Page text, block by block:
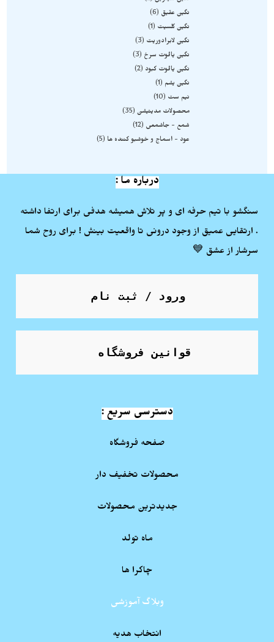
نگین عقیق
6
نگین کلسیت
1
نگین لابرادوریت
3
نگین یاقوت سرخ
3
نگین یاقوت کبود
2
نگین یشم
1
نیم ست
10
محصولات مدیتیشن 35
شمع - جاشمعی
12
عود - اسماج و خوشبو کننده ها
5
درباره ما :
سنگشو با تیم حرفه ای و پر تلاش همیشه هدفی برای ارتفا داشته
. ارتقایی عمیق از وجود درونی تا واقعیت بینش ! برای روح شما
سرشار از عشق 💙
ورود / ثبت نام
قوانین فروشگاه
دسترسی سریع :
صفحه فروشگاه
محصولات تخفیف دار
جدیدترین محصولات
ماه تولد
چاکرا ها
وبلاگ آموزشی
انتخاب هدیه